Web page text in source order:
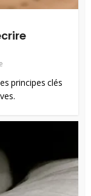
principes clés